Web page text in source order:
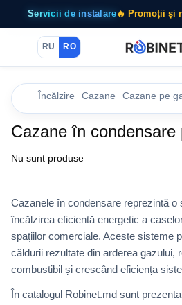
Servicii de instalare🔥 Promoții și
RU RO
Încălzire Cazane Cazane pe
Cazane în
Nu sunt produse
Cazanele în condensare reprezintă o
încălzirea eficientă energetic a
spațiilor comerciale. Aceste sisteme
căldurii rezultate din arderea gazului,
combustibil și crescând eficiența
În catalogul Robinet.md sunt